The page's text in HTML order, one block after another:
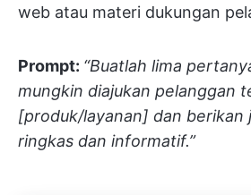
web atau materi dukungan
Prompt: “Buatlah lima
mungkin diajukan pelanggan
[produk/layanan] dan berikan
ringkas dan informatif.”